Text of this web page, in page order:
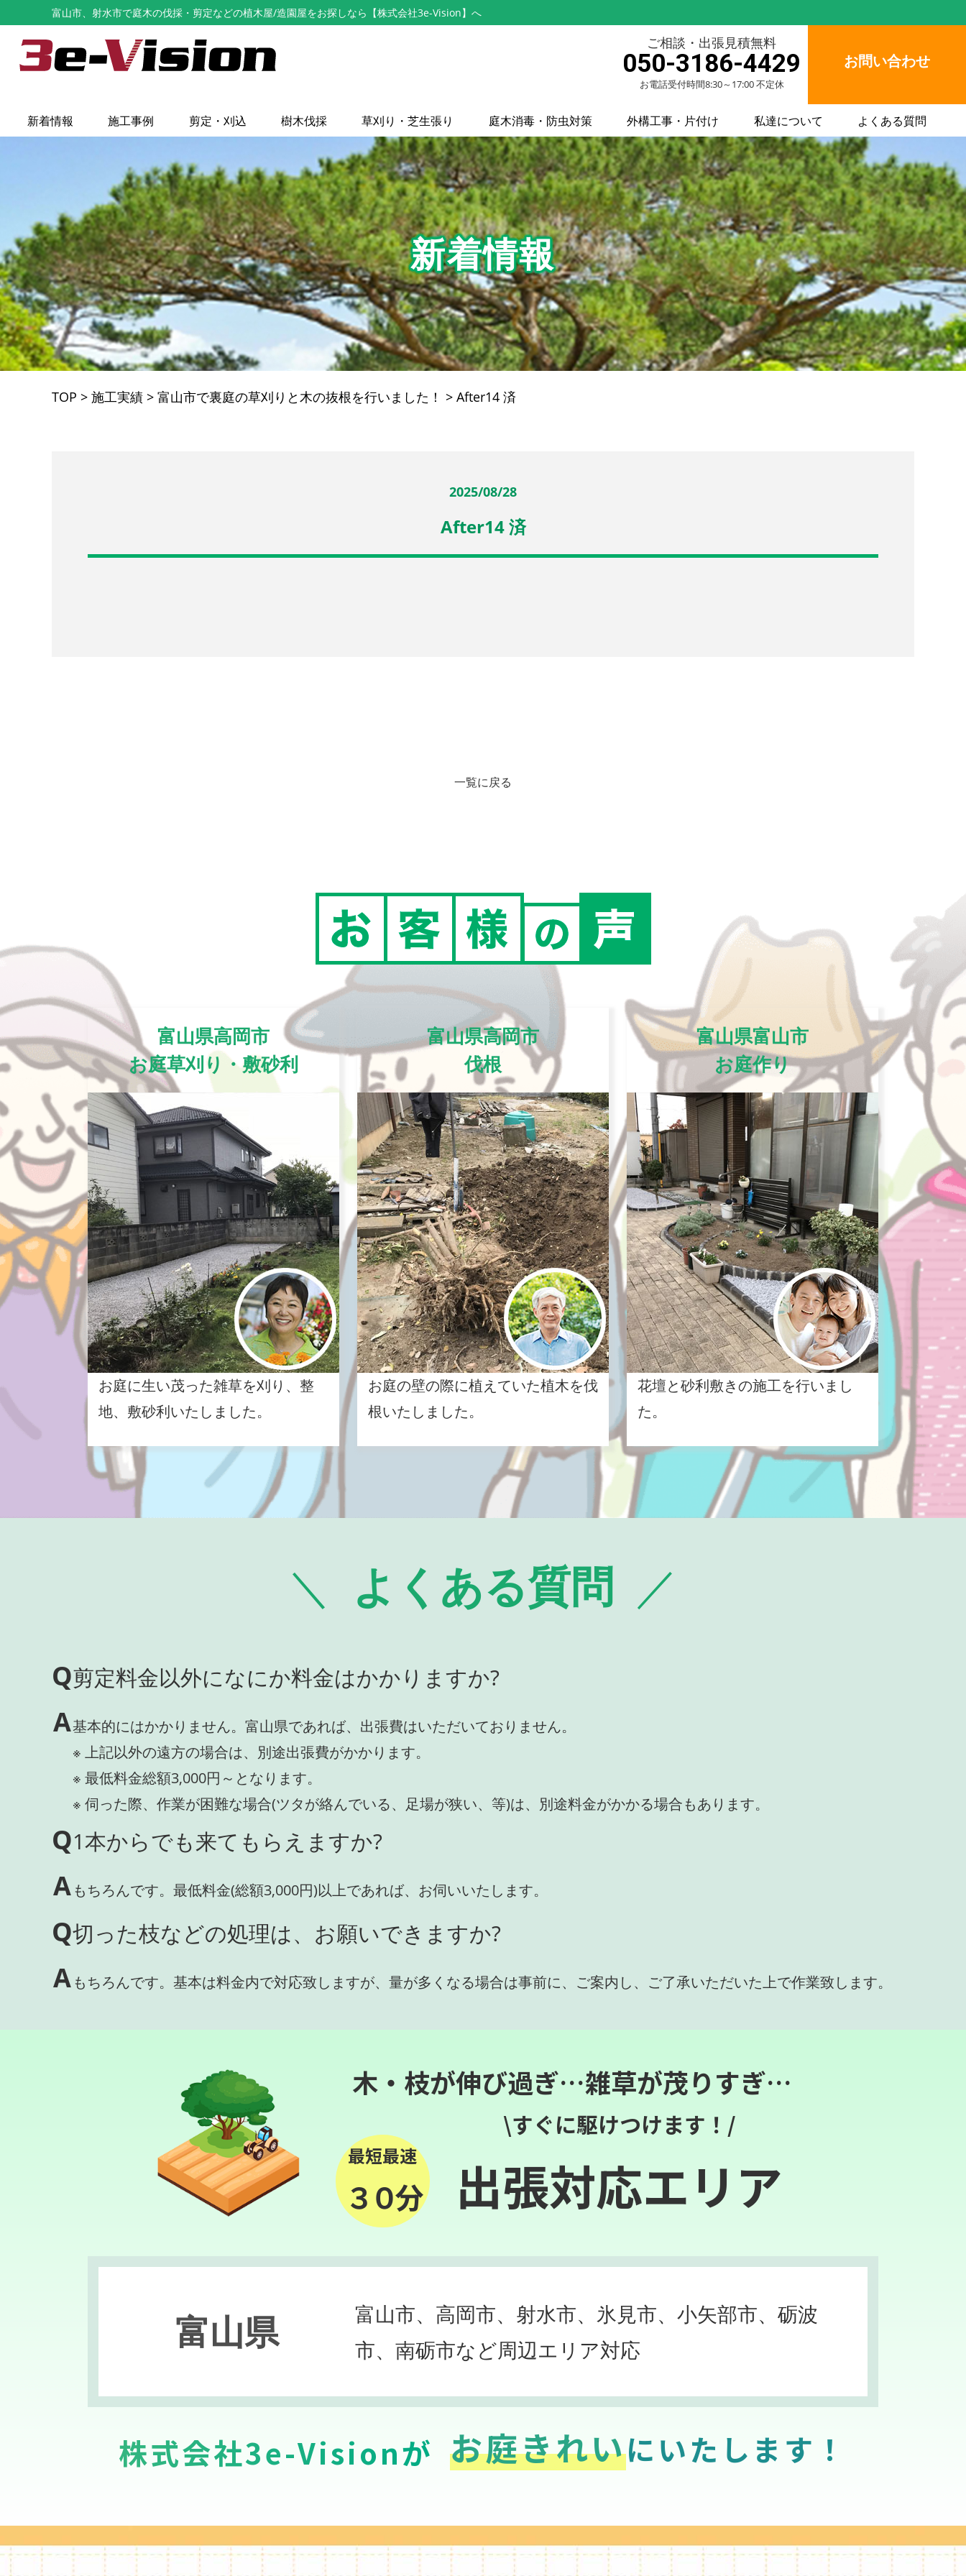
富山市、射水市で庭木の伐採・剪定などの植木屋/造園屋をお探しなら【株式会社3e-Vision】へ
ご相談・出張見積無料
050-3186-4429
お電話受付時間8:30～17:00 不定休
お問い合わせ
新着情報 施工事例 剪定・刈込 樹木伐採 草刈り・芝生張り 庭木消毒・防虫対策 外構工事・片付け 私達について よくある質問
新着情報
TOP > 施工実績 > 富山市で裏庭の草刈りと木の抜根を行いました！ > After14 済
2025/08/28
After14 済
一覧に戻る
富山県高岡市
お庭草刈り・敷砂利
お庭に生い茂った雑草を刈り、整
地、敷砂利いたしました。
富山県高岡市
伐根
お庭の壁の際に植えていた植木を伐
根いたしました。
富山県富山市
お庭作り
花壇と砂利敷きの施工を行いまし
た。
よくある質問
Q剪定料金以外になにか料金はかかりますか?
A基本的にはかかりません。富山県であれば、出張費はいただいておりません。
※ 上記以外の遠方の場合は、別途出張費がかかります。
※ 最低料金総額3,000円～となります。
※ 伺った際、作業が困難な場合(ツタが絡んでいる、足場が狭い、等)は、別途料金がかかる場合もあります。
Q1本からでも来てもらえますか?
Aもちろんです。最低料金(総額3,000円)以上であれば、お伺いいたします。
Q切った枝などの処理は、お願いできますか?
Aもちろんです。基本は料金内で対応致しますが、量が多くなる場合は事前に、ご案内し、ご了承いただいた上で作業致します。
木・枝が伸び過ぎ…雑草が茂りすぎ…
最短最速
３０分
\すぐに駆けつけます！/
出張対応エリア
富山県
富山市、高岡市、射水市、氷見市、小矢部市、砺波
市、南砺市など周辺エリア対応
株式会社3e-Visionが お庭きれいにいたします！